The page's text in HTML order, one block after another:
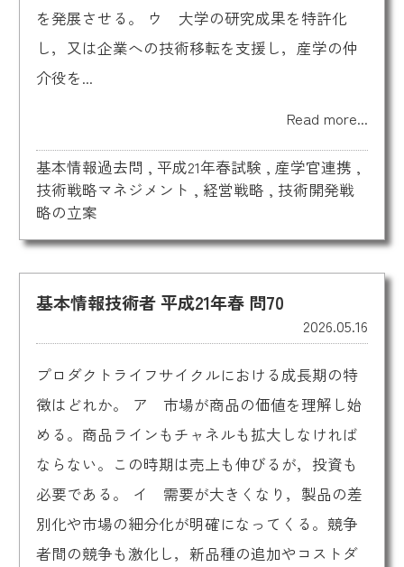
を発展させる。 ウ 大学の研究成果を特許化
し，又は企業への技術移転を支援し，産学の仲
介役を...
Read more...
基本情報過去問 , 平成21年春試験 , 産学官連携 ,
技術戦略マネジメント , 経営戦略 , 技術開発戦
略の立案
基本情報技術者 平成21年春 問70
2026.05.16
プロダクトライフサイクルにおける成長期の特
徴はどれか。 ア 市場が商品の価値を理解し始
める。商品ラインもチャネルも拡大しなければ
ならない。この時期は売上も伸びるが，投資も
必要である。 イ 需要が大きくなり，製品の差
別化や市場の細分化が明確になってくる。競争
者間の競争も激化し，新品種の追加やコストダ